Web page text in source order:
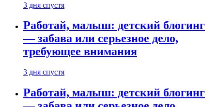
3 дня спустя
Работай, малыш: детский блогинг
— забава или серьезное дело,
требующее внимания
3 дня спустя
Работай, малыш: детский блогинг